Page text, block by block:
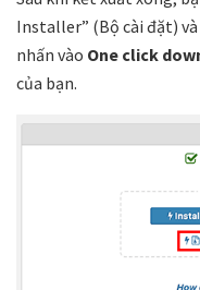
Installer” (Bộ cài đặt)
nhấn vào One click
của bạn.